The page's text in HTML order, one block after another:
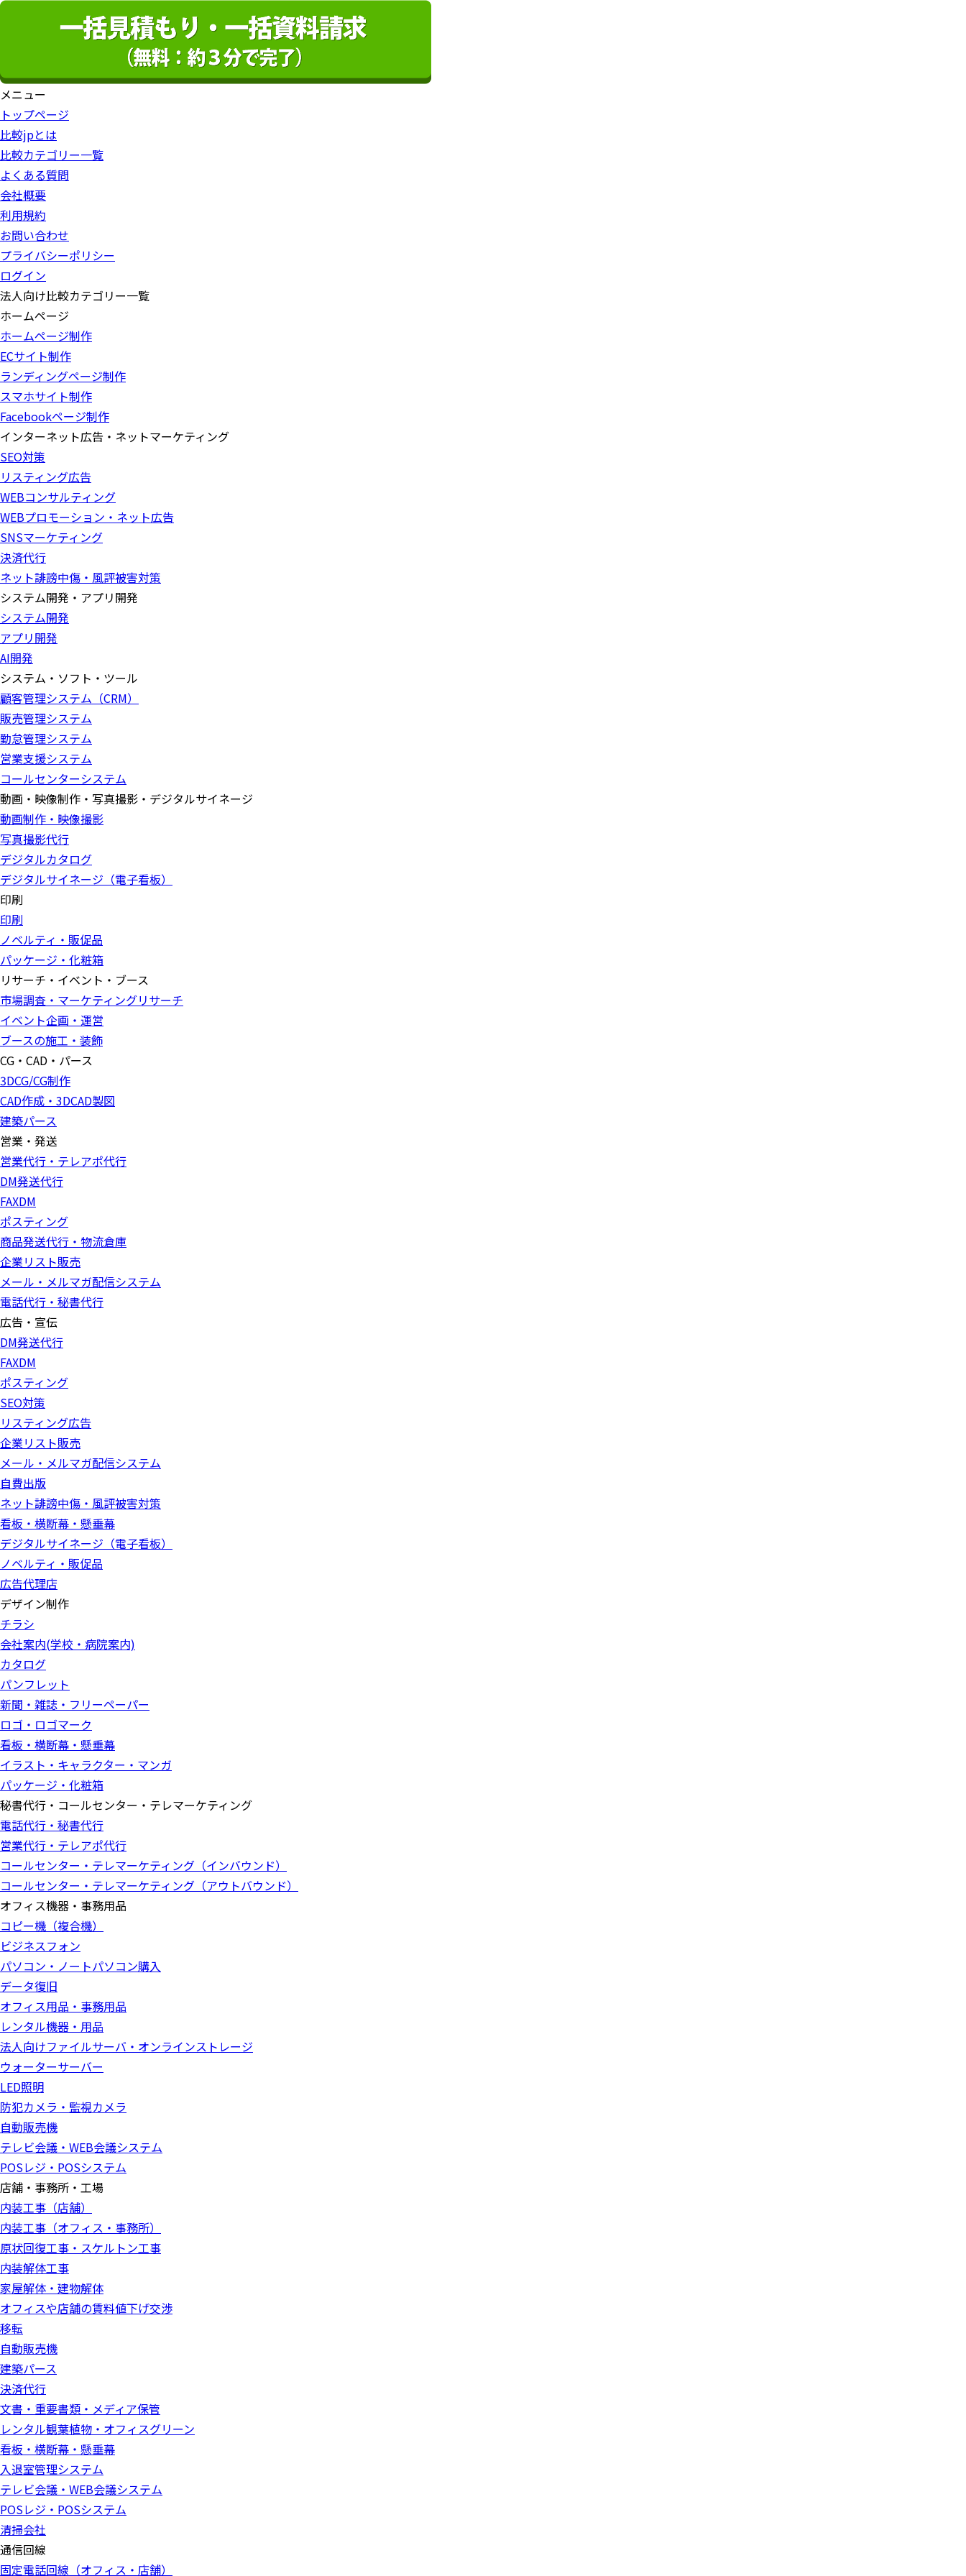
メニュー
トップページ
比較jpとは
比較カテゴリー一覧
よくある質問
会社概要
利用規約
お問い合わせ
プライバシーポリシー
ログイン
法人向け比較カテゴリー一覧
ホームページ
ホームページ制作
ECサイト制作
ランディングページ制作
スマホサイト制作
Facebookページ制作
インターネット広告・ネットマーケティング
SEO対策
リスティング広告
WEBコンサルティング
WEBプロモーション・ネット広告
SNSマーケティング
決済代行
ネット誹謗中傷・風評被害対策
システム開発・アプリ開発
システム開発
アプリ開発
AI開発
システム・ソフト・ツール
顧客管理システム（CRM）
販売管理システム
勤怠管理システム
営業支援システム
コールセンターシステム
動画・映像制作・写真撮影・デジタルサイネージ
動画制作・映像撮影
写真撮影代行
デジタルカタログ
デジタルサイネージ（電子看板）
印刷
印刷
ノベルティ・販促品
パッケージ・化粧箱
リサーチ・イベント・ブース
市場調査・マーケティングリサーチ
イベント企画・運営
ブースの施工・装飾
CG・CAD・パース
3DCG/CG制作
CAD作成・3DCAD製図
建築パース
営業・発送
営業代行・テレアポ代行
DM発送代行
FAXDM
ポスティング
商品発送代行・物流倉庫
企業リスト販売
メール・メルマガ配信システム
電話代行・秘書代行
広告・宣伝
DM発送代行
FAXDM
ポスティング
SEO対策
リスティング広告
企業リスト販売
メール・メルマガ配信システム
自費出版
ネット誹謗中傷・風評被害対策
看板・横断幕・懸垂幕
デジタルサイネージ（電子看板）
ノベルティ・販促品
広告代理店
デザイン制作
チラシ
会社案内(学校・病院案内)
カタログ
パンフレット
新聞・雑誌・フリーペーパー
ロゴ・ロゴマーク
看板・横断幕・懸垂幕
イラスト・キャラクター・マンガ
パッケージ・化粧箱
秘書代行・コールセンター・テレマーケティング
電話代行・秘書代行
営業代行・テレアポ代行
コールセンター・テレマーケティング（インバウンド）
コールセンター・テレマーケティング（アウトバウンド）
オフィス機器・事務用品
コピー機（複合機）
ビジネスフォン
パソコン・ノートパソコン購入
データ復旧
オフィス用品・事務用品
レンタル機器・用品
法人向けファイルサーバ・オンラインストレージ
ウォーターサーバー
LED照明
防犯カメラ・監視カメラ
自動販売機
テレビ会議・WEB会議システム
POSレジ・POSシステム
店舗・事務所・工場
内装工事（店舗）
内装工事（オフィス・事務所）
原状回復工事・スケルトン工事
内装解体工事
家屋解体・建物解体
オフィスや店舗の賃料値下げ交渉
移転
自動販売機
建築パース
決済代行
文書・重要書類・メディア保管
レンタル観葉植物・オフィスグリーン
看板・横断幕・懸垂幕
入退室管理システム
テレビ会議・WEB会議システム
POSレジ・POSシステム
清掃会社
通信回線
固定電話回線（オフィス・店舗）